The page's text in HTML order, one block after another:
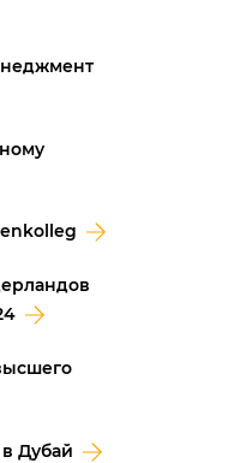
Дубай